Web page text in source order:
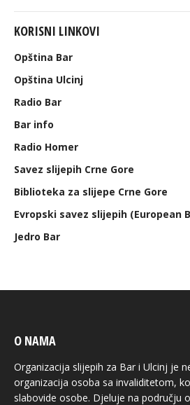
KORISNI LINKOVI
Opština Bar
Opština Ulcinj
Radio Bar
Bar info
Radio Homer
Savez slijepih Crne Gore
Biblioteka za slijepe Crne Gore
Evropski savez slijepih (European
Jedro Bar
O NAMA
Organizacija slijepih za Bar i Ulcinj je
organizacija osoba sa invaliditetom,
slabovide osobe. Djeluje na području